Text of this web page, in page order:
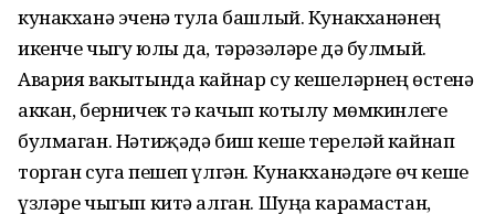
кунакханә эченә тула башлый. Кунакханәнең
икенче чыгу юлы да, тәрәзәләре дә булмый.
Авария вакытында кайнар су кешеләрнең өстенә
аккан, берничек тә качып котылу мөмкинлеге
булмаган. Нәтиҗәдә биш кеше тереләй кайнап
торган суга пешеп үлгән. Кунакханәдәге өч кеше
үзләре чыгып китә алган. Шуңа карамастан,